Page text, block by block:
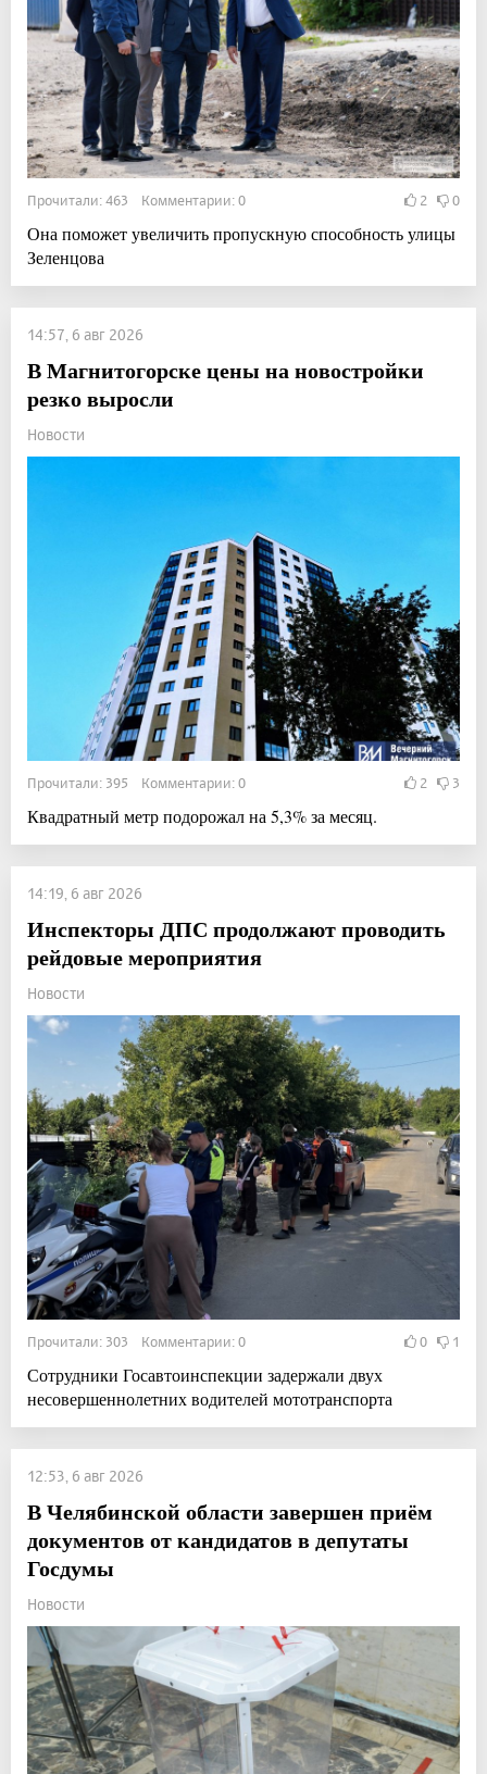
Прочитали: 463 Комментарии: 0 2 0
Она поможет увеличить пропускную способность улицы
Зеленцова
14:57, 6 авг 2026
В Магнитогорске цены на новостройки
резко выросли
Новости
Прочитали: 395 Комментарии: 0 2 3
Квадратный метр подорожал на 5,3% за месяц.
14:19, 6 авг 2026
Инспекторы ДПС продолжают проводить
рейдовые мероприятия
Новости
Прочитали: 303 Комментарии: 0 0 1
Сотрудники Госавтоинспекции задержали двух
несовершеннолетних водителей мототранспорта
12:53, 6 авг 2026
В Челябинской области завершен приём
документов от кандидатов в депутаты
Госдумы
Новости